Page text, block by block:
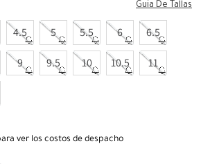
Guia De Tallas
4.5 5 5.5 6 6.5
9 9.5 10 10.5 11
ver los costos de despacho